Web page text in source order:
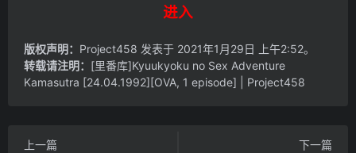
进入
版权声明： Project458 发表于 2021年1月29日 上午2:52。
转载请注明： [里番库]Kyuukyoku no Sex Adventure
Kamasutra [24.04.1992][OVA, 1 episode] | Project458
上一篇 下一篇